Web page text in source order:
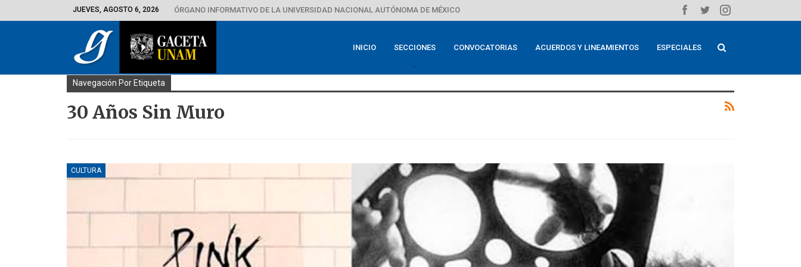
JUEVES, AGOSTO 6, 2026 ÓRGANO INFORMATIVO DE LA UNIVERSIDAD NACIONAL AUTÓNOMA DE MÉXICO
INICIO SECCIONES CONVOCATORIAS ACUERDOS Y LINEAMIENTOS ESPECIALES
Navegación Por Etiqueta
30 Años Sin Muro
CULTURA